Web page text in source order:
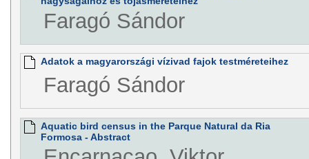
Faragó Sándor
Adatok a magyarországi vízivad fajok testméreteihez
Faragó Sándor
Aquatic bird census in the Parque Natural da Ria
Formosa - Abstract